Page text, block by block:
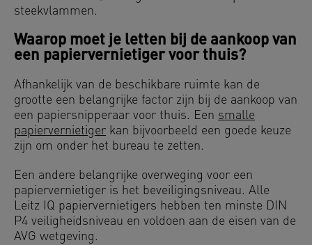
steekvlammen.
Waarop moet je letten bij de aankoop van
een papiervernietiger voor thuis?
Afhankelijk van de beschikbare ruimte kan de
grootte een belangrijke factor zijn bij de aankoop van
een papiersnipperaar voor thuis. Een smalle
papiervernietiger kan bijvoorbeeld een goede keuze
zijn om onder het bureau te zetten.
Een andere belangrijke overweging voor een
papiervernietiger is het beveiligingsniveau. Alle
Leitz IQ papiervernietigers hebben ten minste DIN
P4 veiligheidsniveau en voldoen aan de eisen van de
AVG wetgeving.